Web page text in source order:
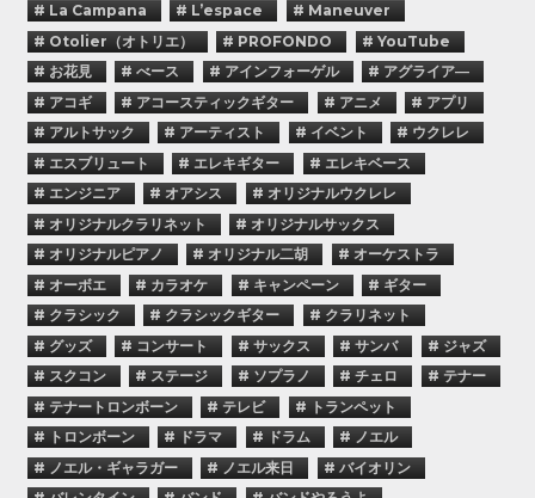
# La Campana
# L’espace
# Maneuver
# Otolier（オトリエ）
# PROFONDO
# YouTube
# お花見
# べース # アインフォーゲル
# アグライア―
# アコギ
# アコースティックギター # アニメ
# アプリ
# アルトサック
# アーティスト # イベント
# ウクレレ
# エスブリュート
# エレキギター
# エレキベース
# エンジニア
# オアシス
# オリジナルウクレレ
# オリジナルクラリネット
# オリジナルサックス
# オリジナルピアノ
# オリジナル二胡
# オーケストラ
# オーボエ
# カラオケ # キャンペーン
# ギター
# クラシック
# クラシックギター
# クラリネット
# グッズ
# コンサート # サックス # サンバ
# ジャズ
# スクコン
# ステージ # ソプラノ # チェロ
# テナー
# テナートロンボーン
# テレビ
# トランペット
# トロンボーン
# ドラマ # ドラム
# ノエル
# ノエル・ギャラガー
# ノエル来日
# バイオリン